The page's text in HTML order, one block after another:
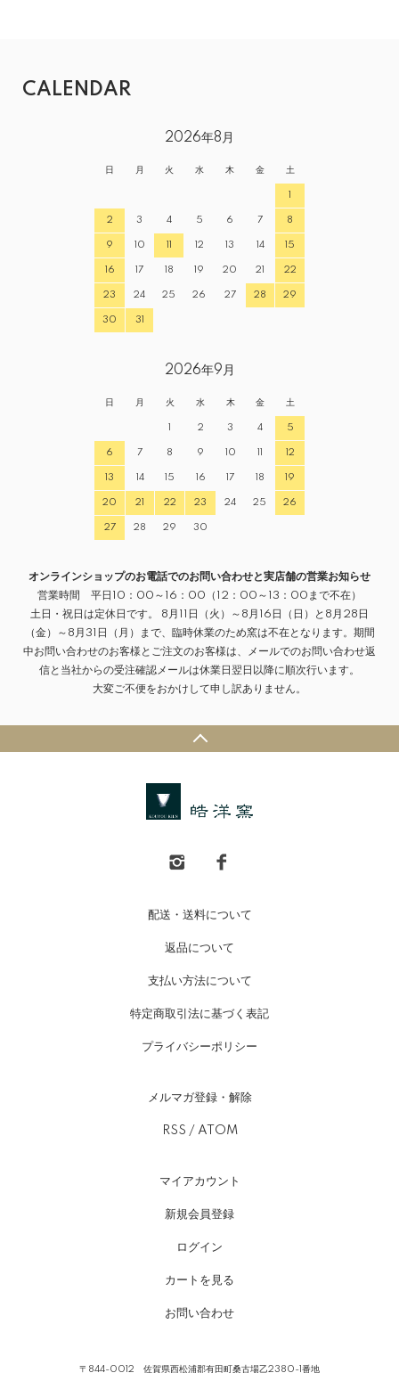
CALENDAR
2026年8月
日 月 火 水 木 金 土
1
2 3 4 5 6 7 8
9 10 11 12 13 14 15
16 17 18 19 20 21 22
23 24 25 26 27 28 29
30 31
2026年9月
日 月 火 水 木 金 土
1 2 3 4 5
6 7 8 9 10 11 12
13 14 15 16 17 18 19
20 21 22 23 24 25 26
27 28 29 30
オンラインショップのお電話でのお問い合わせと実店舗の営業お知らせ
営業時間 平日10：00～16：00（12：00～13：00まで不在）
土日・祝日は定休日です。 8月11日（火）～8月16日（日）と8月28日
（金）～8月31日（月）まで、臨時休業のため窯は不在となります。期間
中お問い合わせのお客様とご注文のお客様は、メールでのお問い合わせ返
信と当社からの受注確認メールは休業日翌日以降に順次行います。
大変ご不便をおかけして申し訳ありません。
配送・送料について
返品について
支払い方法について
特定商取引法に基づく表記
プライバシーポリシー
メルマガ登録・解除
RSS / ATOM
マイアカウント
新規会員登録
ログイン
カートを見る
お問い合わせ
〒844-0012 佐賀県西松浦郡有田町桑古場乙2380-1番地